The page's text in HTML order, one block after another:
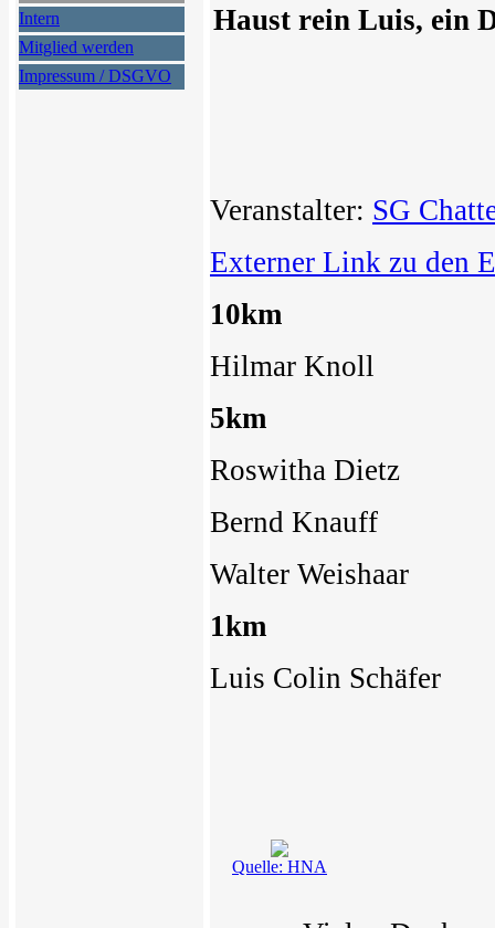
Intern
Mitglied werden
Impressum / DSGVO
Haust rein Luis, ein
Veranstalter: SG
Externer Link zu den
10km
Hilmar Knoll
5km
Roswitha Dietz
Bernd Knauff
Walter
1km
Luis Colin
Quelle: HNA